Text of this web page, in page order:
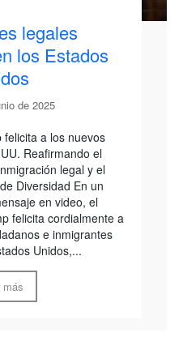
legales
los Estados
de 2025
felicita a los nuevos
Reafirmando el
legal y el
Diversidad En un
en video, el
felicita cordialmente a
e inmigrantes
Unidos,...
más